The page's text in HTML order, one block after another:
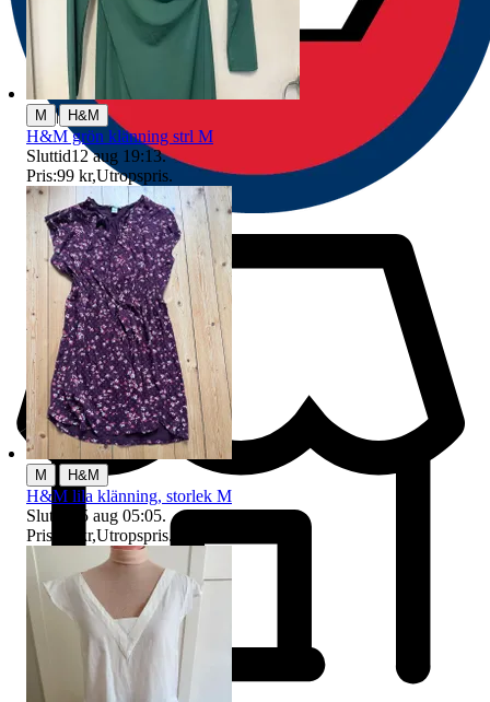
M | H&M
H&M grön klänning strl M
Sluttid12 aug 19:13.
Pris:99 kr,Utropspris.
M H&M
H&M lila klänning, storlek M
Sluttid
15 aug 05:05.
Pris:
85 kr,Utropspris.